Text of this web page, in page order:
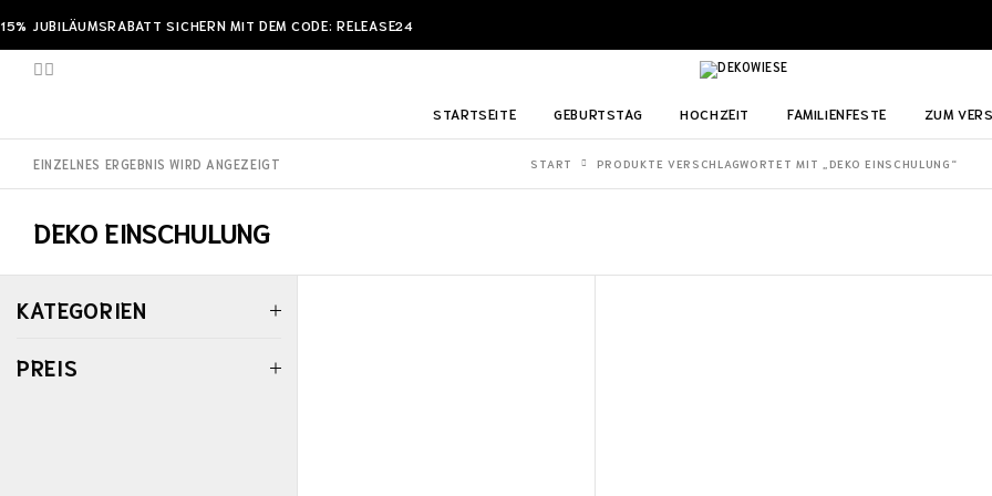
15% JUBILÄUMSRABATT SICHERN MIT DEM CODE: RELEASE24
STARTSEITE GEBURTSTAG HOCHZEIT FAMILIENFESTE ZUM
EINZELNES ERGEBNIS WIRD ANGEZEIGT START PRODUKTE VERSCHLAGWORTET MIT „DEKO EINSCHULUNG“
DEKO EINSCHULUNG
KATEGORIEN
PREIS